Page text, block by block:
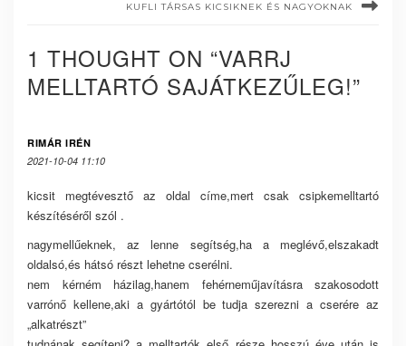
KUFLI TÁRSAS KICSIKNEK ÉS NAGYOKNAK
1 THOUGHT ON “VARRJ
MELLTARTÓ SAJÁTKEZŰLEG!”
RIMÁR IRÉN
2021-10-04 11:10
kicsit megtévesztő az oldal címe,mert csak csipkemelltartó
készítéséről szól .
nagymellűeknek, az lenne segítség,ha a meglévő,elszakadt
oldalsó,és hátsó részt lehetne cserélni.
nem kérném házilag,hanem fehérneműjavításra szakosodott
varrónő kellene,aki a gyártótól be tudja szerezni a cserére az
„alkatrészt”